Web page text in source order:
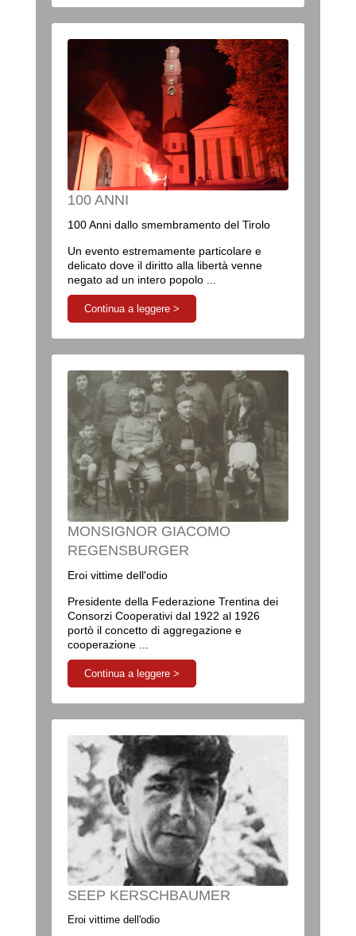
100 ANNI
100 Anni dallo smembramento del Tirolo
Un evento estremamente particolare e
delicato dove il diritto alla libertà venne
negato ad un intero popolo ...
Continua a leggere >
MONSIGNOR GIACOMO
REGENSBURGER
Eroi vittime dell'odio
Presidente della Federazione Trentina dei
Consorzi Cooperativi dal 1922 al 1926
portò il concetto di aggregazione e
cooperazione ...
Continua a leggere >
SEEP KERSCHBAUMER
Eroi vittime dell'odio